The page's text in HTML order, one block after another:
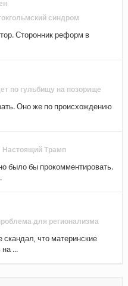
синдром
Сторонник реформ в
по гульбищу на позорище
Оно же по происхождению
Настоящий Трамп
было бы прокомментировать.
для регионализма
что материнские
...